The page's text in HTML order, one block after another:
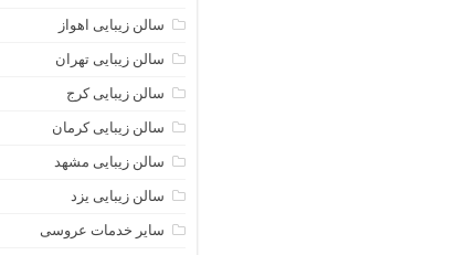
سالن زیبایی اهواز
سالن زیبایی تهران
سالن زیبایی کرج
سالن زیبایی کرمان
سالن زیبایی مشهد
سالن زیبایی یزد
سایر خدمات عروسی